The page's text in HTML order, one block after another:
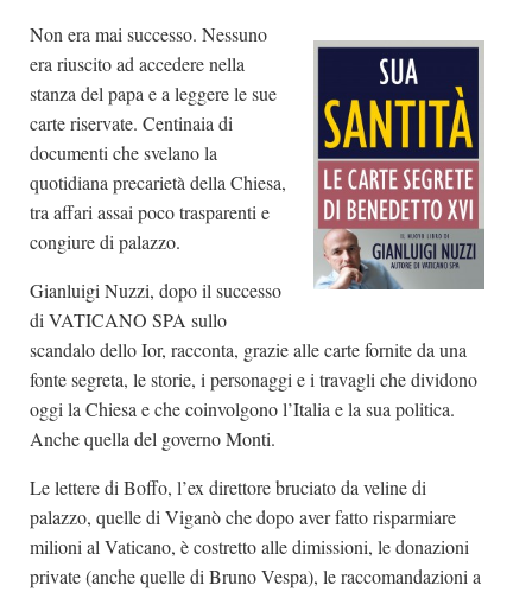
Non era mai successo. Nessuno
era riuscito ad accedere nella
stanza del papa e a leggere le sue
carte riservate. Centinaia di
documenti che svelano la
quotidiana precarietà della Chiesa,
tra affari assai poco trasparenti e
congiure di palazzo.
Gianluigi Nuzzi, dopo il successo
di VATICANO SPA sullo
scandalo dello Ior, racconta, grazie alle carte fornite da una
fonte segreta, le storie, i personaggi e i travagli che dividono
oggi la Chiesa e che coinvolgono l’Italia e la sua politica.
Anche quella del governo Monti.
Le lettere di Boffo, l’ex direttore bruciato da veline di
palazzo, quelle di Viganò che dopo aver fatto risparmiare
milioni al Vaticano, è costretto alle dimissioni, le donazioni
private (anche quelle di Bruno Vespa), le raccomandazioni a